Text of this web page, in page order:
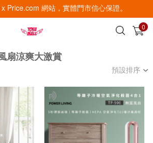
Price.com 網站，實體門市信心保證。
0
查看
扇涼爽大激賞
預設排序